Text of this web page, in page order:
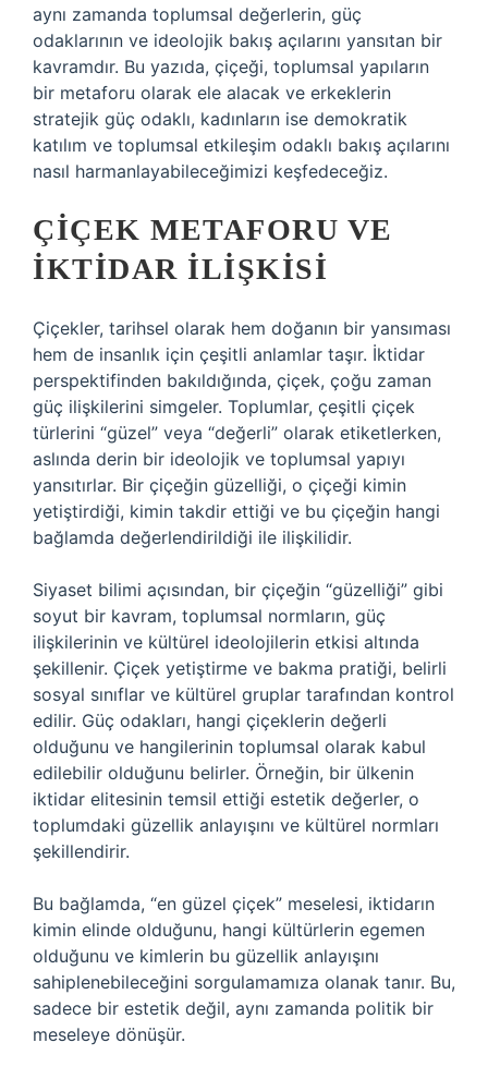
aynı zamanda toplumsal değerlerin, güç
odaklarının ve ideolojik bakış açılarını yansıtan bir
kavramdır. Bu yazıda, çiçeği, toplumsal yapıların
bir metaforu olarak ele alacak ve erkeklerin
stratejik güç odaklı, kadınların ise demokratik
katılım ve toplumsal etkileşim odaklı bakış açılarını
nasıl harmanlayabileceğimizi keşfedeceğiz.
ÇIÇEK METAFORU VE
İKTIDAR İLIŞKISI
Çiçekler, tarihsel olarak hem doğanın bir yansıması
hem de insanlık için çeşitli anlamlar taşır. İktidar
perspektifinden bakıldığında, çiçek, çoğu zaman
güç ilişkilerini simgeler. Toplumlar, çeşitli çiçek
türlerini “güzel” veya “değerli” olarak etiketlerken,
aslında derin bir ideolojik ve toplumsal yapıyı
yansıtırlar. Bir çiçeğin güzelliği, o çiçeği kimin
yetiştirdiği, kimin takdir ettiği ve bu çiçeğin hangi
bağlamda değerlendirildiği ile ilişkilidir.
Siyaset bilimi açısından, bir çiçeğin “güzelliği” gibi
soyut bir kavram, toplumsal normların, güç
ilişkilerinin ve kültürel ideolojilerin etkisi altında
şekillenir. Çiçek yetiştirme ve bakma pratiği, belirli
sosyal sınıflar ve kültürel gruplar tarafından kontrol
edilir. Güç odakları, hangi çiçeklerin değerli
olduğunu ve hangilerinin toplumsal olarak kabul
edilebilir olduğunu belirler. Örneğin, bir ülkenin
iktidar elitesinin temsil ettiği estetik değerler, o
toplumdaki güzellik anlayışını ve kültürel normları
şekillendirir.
Bu bağlamda, “en güzel çiçek” meselesi, iktidarın
kimin elinde olduğunu, hangi kültürlerin egemen
olduğunu ve kimlerin bu güzellik anlayışını
sahiplenebileceğini sorgulamamıza olanak tanır. Bu,
sadece bir estetik değil, aynı zamanda politik bir
meseleye dönüşür.